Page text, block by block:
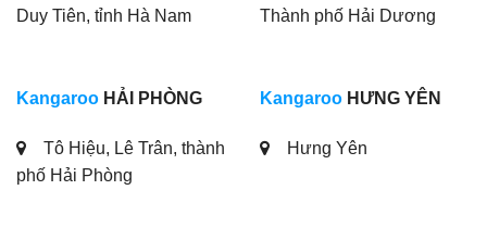
Duy Tiên, tỉnh Hà Nam
Thành phố Hải Dương
Kangaroo HẢI PHÒNG
Tô Hiệu, Lê Trân, thành
phố Hải Phòng
Kangaroo HƯNG YÊN
Hưng Yên